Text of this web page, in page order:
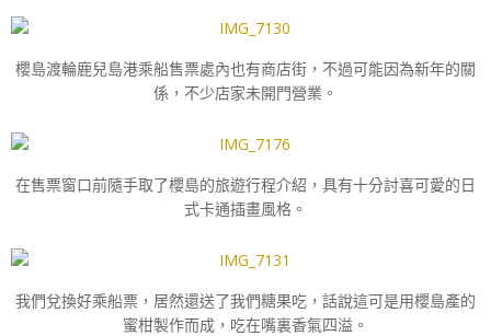
櫻島渡輪鹿兒島港乘船售票處內也有商店街，不過可能因為新年的關
係，不少店家未開門營業。
在售票窗口前隨手取了櫻島的旅遊行程介紹，具有十分討喜可愛的日
式卡通插畫風格。
我們兌換好乘船票，居然還送了我們糖果吃，話說這可是用櫻島產的
蜜柑製作而成，吃在嘴裏香氣四溢。